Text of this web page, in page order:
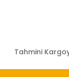
Tahmini